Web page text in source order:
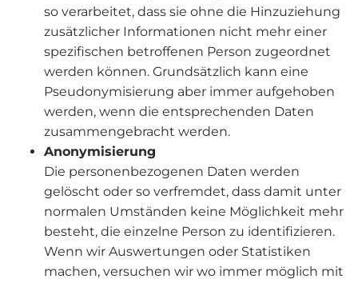
so verarbeitet, dass sie ohne die Hinzuziehung
zusätzlicher Informationen nicht mehr einer
spezifischen betroffenen Person zugeordnet
werden können. Grundsätzlich kann eine
Pseudonymisierung aber immer aufgehoben
werden, wenn die entsprechenden Daten
zusammengebracht werden.
Anonymisierung
Die personenbezogenen Daten werden
gelöscht oder so verfremdet, dass damit unter
normalen Umständen keine Möglichkeit mehr
besteht, die einzelne Person zu identifizieren.
Wenn wir Auswertungen oder Statistiken
machen, versuchen wir wo immer möglich mit